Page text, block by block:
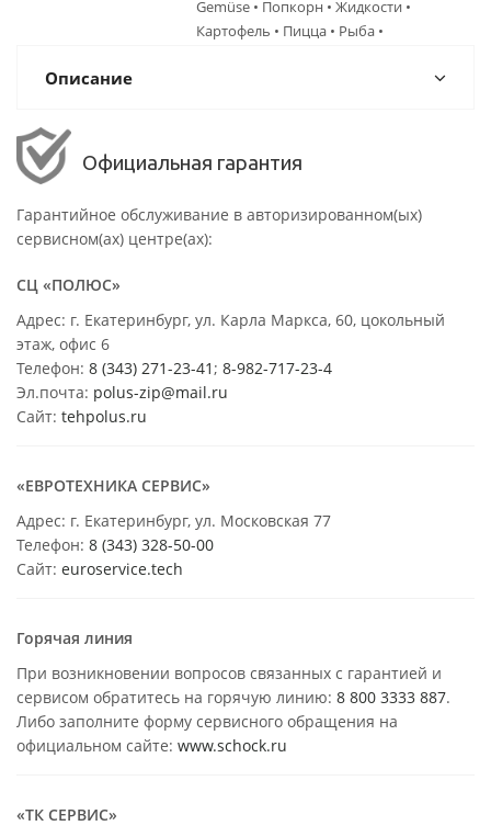
Gemüse • Попкорн • Жидкости •
Картофель • Пицца • Рыба •
Описание
Официальная гарантия
Гарантийное обслуживание в авторизированном(ых)
сервисном(ах) центре(ах):
СЦ «ПОЛЮС»
Адрес: г. Екатеринбург, ул. Карла Маркса, 60, цокольный
этаж, офис 6
Телефон: 8 (343) 271-23-41 ; 8-982-717-23-4
Эл.почта: polus-zip@mail.ru
Сайт: tehpolus.ru
«ЕВРОТЕХНИКА СЕРВИС»
Адрес: г. Екатеринбург, ул. Московская 77
Телефон: 8 (343) 328-50-00
Сайт: euroservice.tech
Горячая линия
При возникновении вопросов связанных с гарантией и
сервисом обратитесь на горячую линию: 8 800 3333 887.
Либо заполните форму сервисного обращения на
официальном сайте: www.schock.ru
«ТК СЕРВИС»